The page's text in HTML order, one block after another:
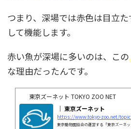
つまり、深場では赤色は目立
して機能します。
赤い魚が深場に多いのは、この
な理由だったんです。
東京ズーネット TOKYO ZOO NET
｜ 東京ズーネット
東京動物園協会の運営する「東京ズーネ